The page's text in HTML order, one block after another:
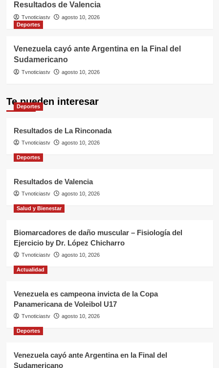
Resultados de Valencia
Tvnoticiastv
agosto 10, 2026
Deportes
Venezuela cayó ante Argentina en la Final del
Sudamericano
Tvnoticiastv agosto 10, 2026
Te pueden interesar
Deportes
Resultados de La Rinconada
Tvnoticiastv agosto 10, 2026
Deportes
Resultados de Valencia
Tvnoticiastv agosto 10, 2026
Salud y Bienestar
Biomarcadores de daño muscular – Fisiología del
Ejercicio by Dr. López Chicharro
Tvnoticiastv agosto 10, 2026
Actualidad
Venezuela es campeona invicta de la Copa
Panamericana de Voleibol U17
Tvnoticiastv agosto 10, 2026
Deportes
Venezuela cayó ante Argentina en la Final del
Sudamericano